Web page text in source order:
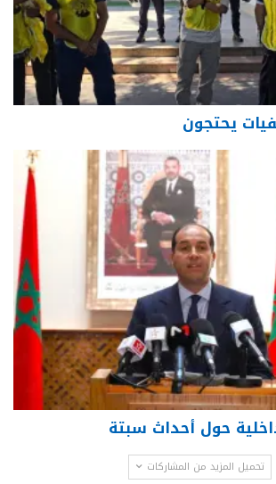
يحتجون
حول أحداث سبتة
تحميل المزيد من المشاركات